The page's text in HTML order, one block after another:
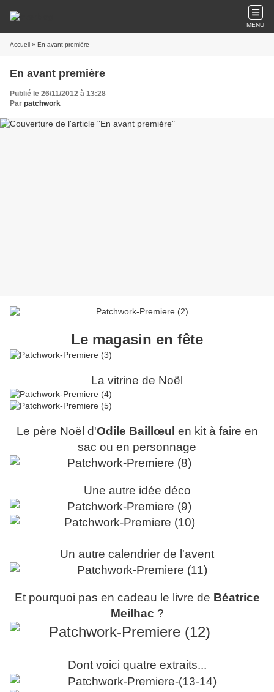
MENU
Accueil » En avant première
En avant première
Publié le 26/11/2012 à 13:28
Par patchwork
Le magasin en fête
La vitrine de Noël
Le père Noël d'Odile Baill œul en kit à faire en
sac ou en personnage
Une autre idée déco
Un autre calendrier de l'avent
Et pourquoi pas en cadeau le livre de Béatrice
Meilhac ?
Dont voici quatre extraits...